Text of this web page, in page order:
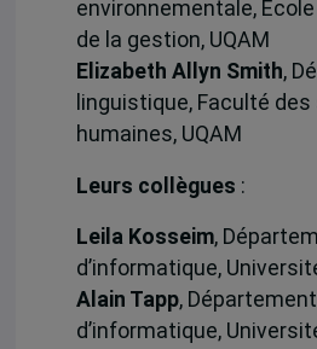
environnementale,
de la gestion, UQAM
Elizabeth Allyn Smith,
linguistique, Faculté
humaines, UQAM
Leurs collègues :
Leila Kosseim,
d’informatique,
Alain Tapp, Département
d’informatique,